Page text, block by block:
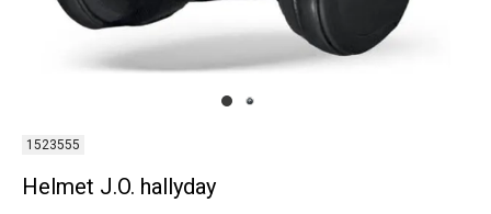
1523555
Helmet J.O. hallyday